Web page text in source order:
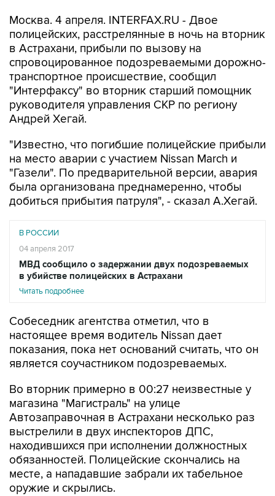
Москва. 4 апреля. INTERFAX.RU - Двое
полицейских, расстрелянные в ночь на вторник
в Астрахани, прибыли по вызову на
спровоцированное подозреваемыми дорожно-
транспортное происшествие, сообщил
"Интерфаксу" во вторник старший помощник
руководителя управления СКР по региону
Андрей Хегай.
"Известно, что погибшие полицейские прибыли
на место аварии с участием Nissan March и
"Газели". По предварительной версии, авария
была организована преднамеренно, чтобы
добиться прибытия патруля", - сказал А.Хегай.
В РОССИИ
04 апреля 2017
МВД сообщило о задержании двух подозреваемых
в убийстве полицейских в Астрахани
Читать подробнее
Собеседник агентства отметил, что в
настоящее время водитель Nissan дает
показания, пока нет оснований считать, что он
является соучастником подозреваемых.
Во вторник примерно в 00:27 неизвестные у
магазина "Магистраль" на улице
Автозаправочная в Астрахани несколько раз
выстрелили в двух инспекторов ДПС,
находившихся при исполнении должностных
обязанностей. Полицейские скончались на
месте, а нападавшие забрали их табельное
оружие и скрылись.